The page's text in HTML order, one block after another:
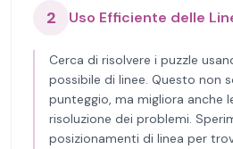
2 Uso Efficiente delle
Cerca di risolvere i puzzle
possibile di linee. Questo non
punteggio, ma migliora anche
risoluzione dei problemi.
posizionamenti di linea per